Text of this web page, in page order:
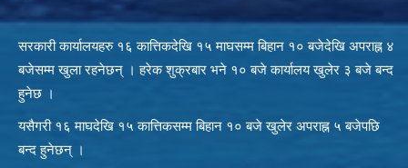
सरकारी कार्यालयहरु १६ कात्तिकदेखि १५ माघसम्म बिहान १० बजेदेखि अपराह्न ४
बजेसम्म खुला रहनेछन् । हरेक शुक्रबार भने १० बजे कार्यालय खुलेर ३ बजे बन्द
हुनेछ ।
यसैगरी १६ माघदेखि १५ कात्तिकसम्म बिहान १० बजे खुलेर अपराह्न ५ बजेपछि
बन्द हुनेछन् ।